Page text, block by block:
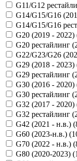
G11/G12
G14/G15/G16
G14/G15/G16
G20 (2019 - 2022)
G20 рестайлинг
G22/G23/G26
G29 (2018 - 2023)
G29 рестайлинг
G30 (2016 - 2020)
G30 рестайлинг
G32 (2017 - 2020)
G32 рестайлинг
G42 (2021 - н.в.) (
G60 (2023-н.в.) (
G70 (2022 - н.в.) (
G80 (2020-2023) (